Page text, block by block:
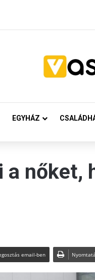
EGYHÁZ
a nőket,
email-ben